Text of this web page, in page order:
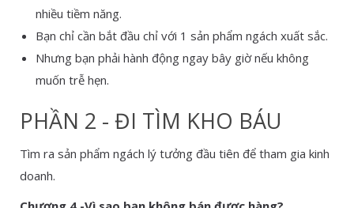
nhiều tiềm năng.
Bạn chỉ cần bắt đầu chỉ với 1 sản phẩm ngách xuất sắc.
Nhưng bạn phải hành động ngay bây giờ nếu không
muốn trễ hẹn.
PHẦN 2 - ĐI TÌM KHO BÁU
Tìm ra sản phẩm ngách lý tưởng đầu tiên để tham gia kinh
doanh.